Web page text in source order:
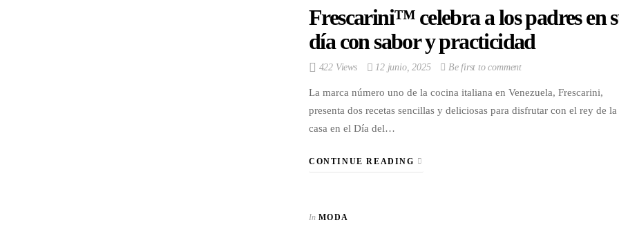
Frescarini™ celebra a los padres en
día con sabor y practicidad
422 Views 12 junio, 2025 Be first to comment
La marca número uno de la cocina italiana en Venezuela, Frescarini,
presenta dos recetas sencillas y deliciosas para disfrutar con el rey de la
casa en el Día del…
CONTINUE READING
In MODA